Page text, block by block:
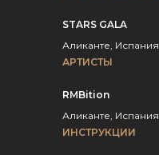
STARS GALA
Аликанте, Испания
АРТИСТЫ
RMBition
Аликанте, Испания
ИНСТРУКЦИИ